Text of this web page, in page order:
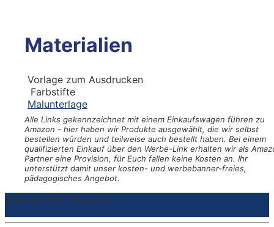
Materialien
Vorlage zum Ausdrucken
Farbstifte
Malunterlage
Alle Links gekennzeichnet mit einem Einkaufswagen führen zu
Amazon - hier haben wir Produkte ausgewählt, die wir selbst
bestellen würden und teilweise auch bestellt haben. Bei einem
qualifizierten Einkauf über den Werbe-Link erhalten wir als
Partner eine Provision, für Euch fallen keine Kosten an. Ihr
unterstützt damit unser kosten- und werbebanner-freies,
pädagogisches Angebot.
Ausmalbilder Ostereier